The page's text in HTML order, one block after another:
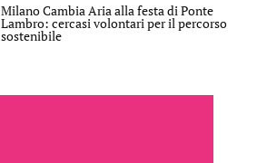
Milano Cambia Aria alla festa di Ponte
Lambro: cercasi volontari per il percorso
sostenibile